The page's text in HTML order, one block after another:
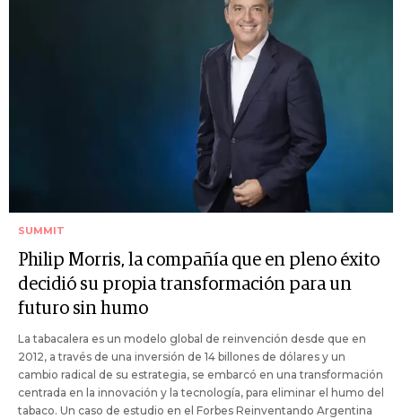
SUMMIT
Philip Morris, la compañía que en pleno éxito
decidió su propia transformación para un
futuro sin humo
La tabacalera es un modelo global de reinvención desde que en
2012, a través de una inversión de 14 billones de dólares y un
cambio radical de su estrategia, se embarcó en una transformación
centrada en la innovación y la tecnología, para eliminar el humo del
tabaco. Un caso de estudio en el Forbes Reinventando Argentina